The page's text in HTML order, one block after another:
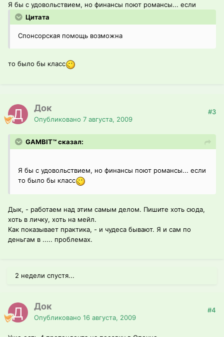
Я бы с удовольствием, но финансы поют романсы... если
Цитата
Спонсорская помощь возможна
то было бы класс
Док
Опубликовано 7 августа, 2009
#3
GAMBIT™ сказал:
Я бы с удовольствием, но финансы поют романсы... если
то было бы класс
Дык, - работаем над этим самым делом. Пишите хоть сюда,
хоть в личку, хоть на мейл.
Как показывает практика, - и чудеса бывают. Я и сам по
деньгам в ..... проблемах.
2 недели спустя...
Док
Опубликовано 16 августа, 2009
#4